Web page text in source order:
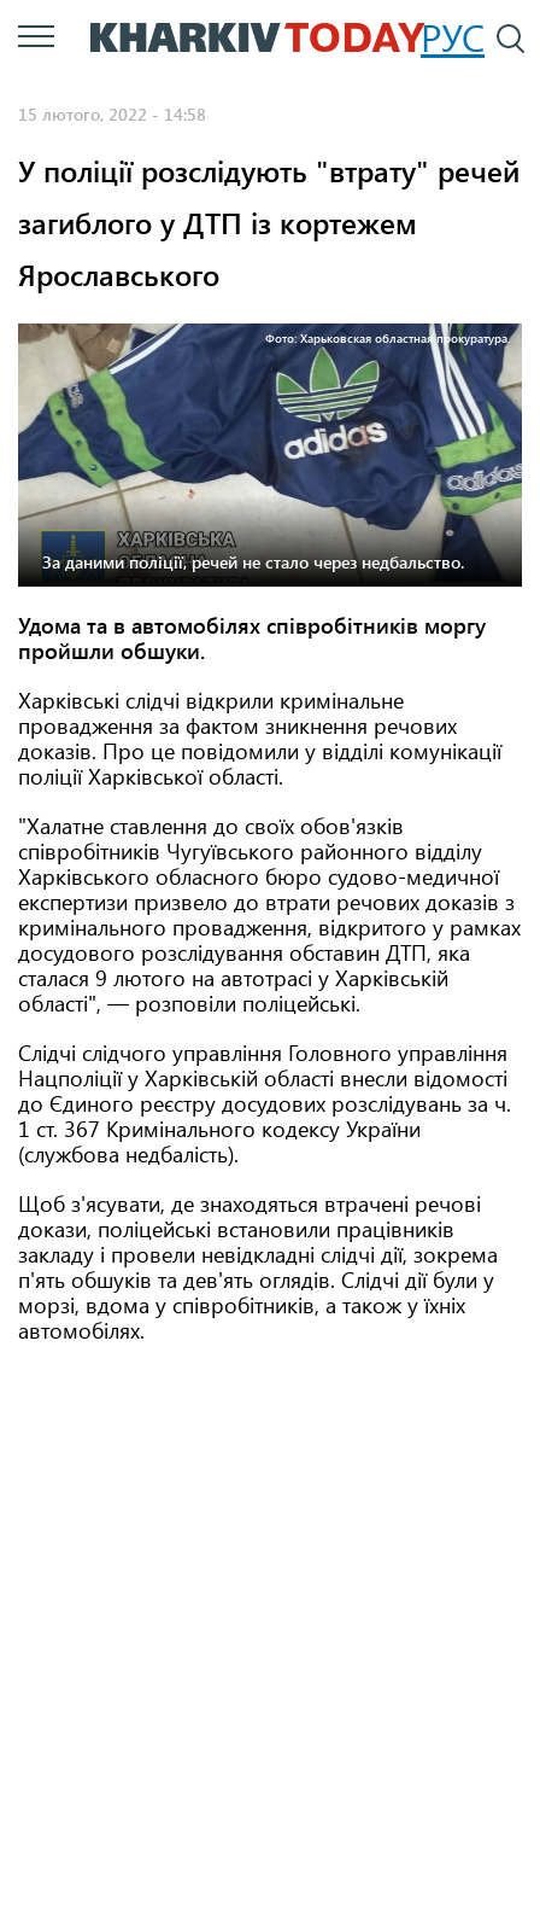
Перейти
до
РУС
15 лютого, 2022 - 14:58
У поліції розслідують "втрату" речей
загиблого у ДТП із кортежем
Ярославського
Фото: Харьковская областная прокуратура.
За даними поліції, речей не стало через недбальство.
Удома та в автомобілях співробітників моргу
пройшли обшуки.
Харківські слідчі відкрили кримінальне
провадження за фактом зникнення речових
доказів. Про це повідомили у відділі комунікації
поліції Харківської області.
"Халатне ставлення до своїх обов'язків
співробітників Чугуївського районного відділу
Харківського обласного бюро судово-медичної
експертизи призвело до втрати речових доказів з
кримінального провадження, відкритого у рамках
досудового розслідування обставин ДТП, яка
сталася 9 лютого на автотрасі у Харківській
області", — розповіли поліцейські.
Слідчі слідчого управління Головного управління
Нацполіції у Харківській області внесли відомості
до Єдиного реєстру досудових розслідувань за ч.
1 ст. 367 Кримінального кодексу України
(службова недбалість).
Щоб з'ясувати, де знаходяться втрачені речові
докази, поліцейські встановили працівників
закладу і провели невідкладні слідчі дії, зокрема
п'ять обшуків та дев'ять оглядів. Слідчі дії були у
морзі, вдома у співробітників, а також у їхніх
автомобілях.